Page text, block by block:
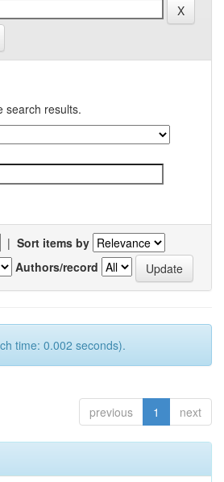
search results.
| Sort items by
Authors/record
time: 0.002 seconds).
previous 1 next